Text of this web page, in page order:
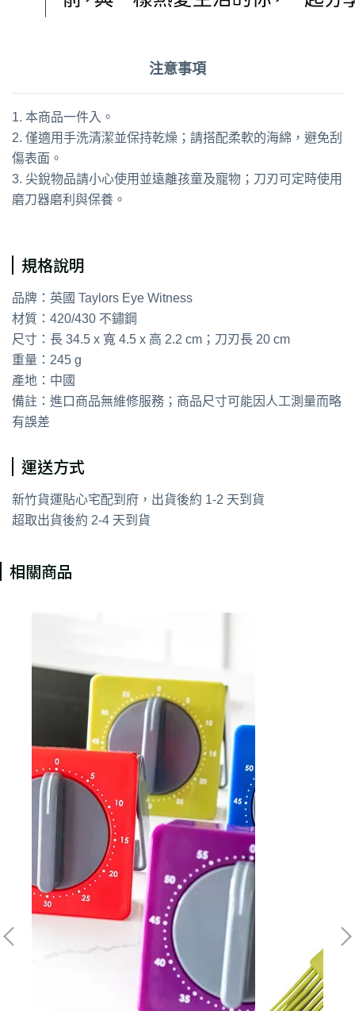
注意事項
1. 本商品一件入。
2. 僅適用手洗清潔並保持乾燥；請搭配柔軟的海綿，避免刮
傷表面。
3. 尖銳物品請小心使用並遠離孩童及寵物；刀刃可定時使用
磨刀器磨利與保養。
規格說明
品牌：英國 Taylors Eye Witness
材質：420/430 不鏽鋼
尺寸：長 34.5 x 寬 4.5 x 高 2.2 cm；刀刃長 20 cm
重量：245 g
產地：中國
備註：進口商品無維修服務；商品尺寸可能因人工測量而略
有誤差
運送方式
新竹貨運貼心宅配到府，出貨後約 1-2 天到貨
超取出貨後約 2-4 天到貨
相關商品